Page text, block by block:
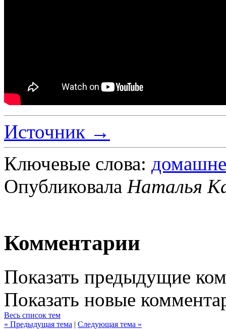
Источник →
Ключевые слова:
Опубликовала Наталья
Комментарии
Показать предыдущие
Показать новые
Весь список тем
« Предыдущая тема | Следующая тема »